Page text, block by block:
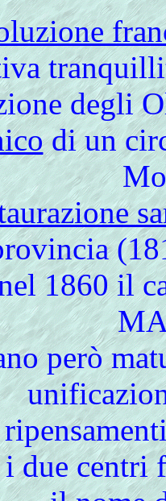
degli
di un
1860 il
però
due